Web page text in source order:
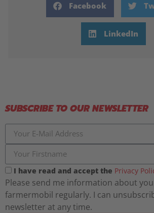
Facebook
LinkedIn
SUBSCRIBE TO OUR NEWSLETTER
I have read and accept the Privacy
Please send me information about
farmermobil regularly. I can
newsletter at any time.